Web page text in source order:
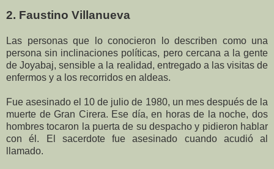
2. Faustino Villanueva
Las personas que lo conocieron lo describen como una
persona sin inclinaciones políticas, pero cercana a la gente
de Joyabaj, sensible a la realidad, entregado a las visitas de
enfermos y a los recorridos en aldeas.
Fue asesinado el 10 de julio de 1980, un mes después de la
muerte de Gran Cirera. Ese día, en horas de la noche, dos
hombres tocaron la puerta de su despacho y pidieron hablar
con él. El sacerdote fue asesinado cuando acudió al
llamado.